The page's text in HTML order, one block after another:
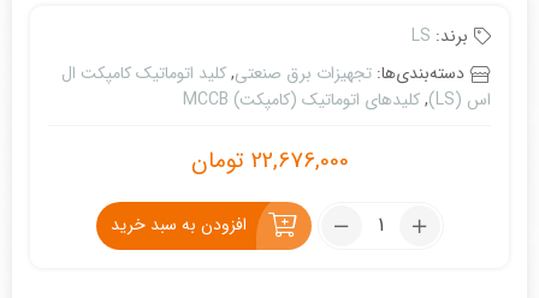
برند: LS
دسته‌بندی‌ها: تجهیزات برق صنعتی,کلید اتوماتیک کامپکت ال
اس (LS)
,کلیدهای اتوماتیک (کامپکت) MCCB
22,676,000 تومان
تعداد:
افزودن به سبد خرید